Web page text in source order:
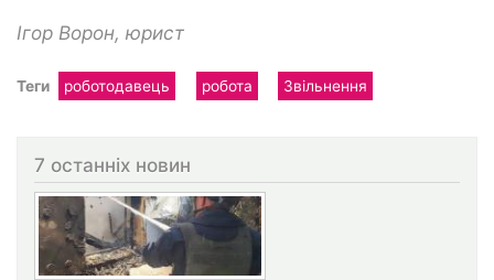
Ігор Ворон, юрист
Теги роботодавець робота Звільнення
7 останніх новин